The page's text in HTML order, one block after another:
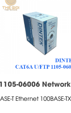
06006
T Ethernet 100BASE-